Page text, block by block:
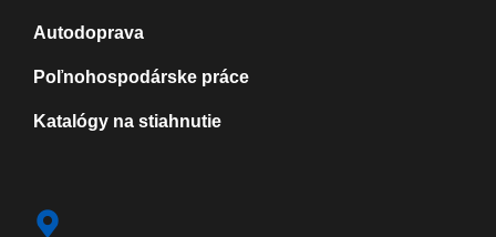
Autodoprava
Poľnohospodárske práce
Katalógy na stiahnutie